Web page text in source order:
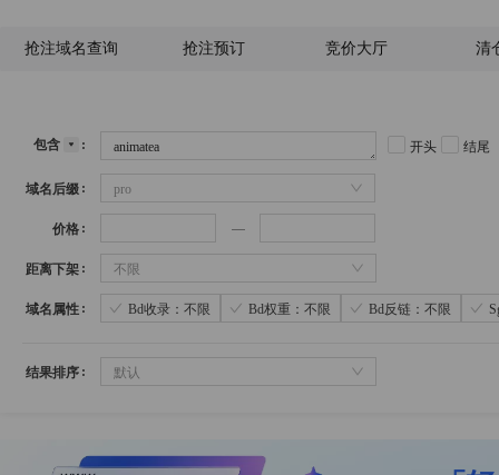
抢注域名查询 抢注预订 竞价大厅 清
包含 开头 结尾
域名后缀 pro
价格
距离下架 不限
域名属性 Bd收录：不限 Bd权重：不限 Bd反链：不限
结果排序 默认